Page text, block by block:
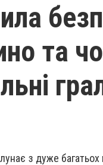
та
з дуже